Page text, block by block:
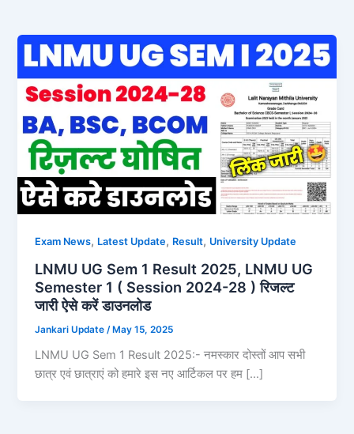
Exam News, Latest Update, Result, University Update
LNMU UG Sem 1 Result 2025, LNMU UG
Semester 1 ( Session 2024-28 ) रिजल्ट
जारी ऐसे करें डाउनलोड
Jankari Update /May 15, 2025
LNMU UG Sem 1 Result 2025:- नमस्कार दोस्तों आप सभी
छात्र एवं छात्राएं को हमारे इस नए आर्टिकल पर हम […]